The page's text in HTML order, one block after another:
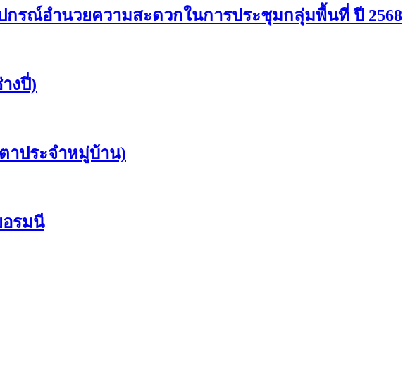
รณ์อำนวยความสะดวกในการประชุมกลุ่มพื้นที่ ปี 2568
งปี่)
าประจำหมู่บ้าน)
อรมนี